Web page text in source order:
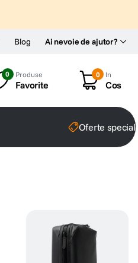
Ai nevoie de ajutor?
Blog
0 Produse
Favorite
0 In
Cos
Oferte